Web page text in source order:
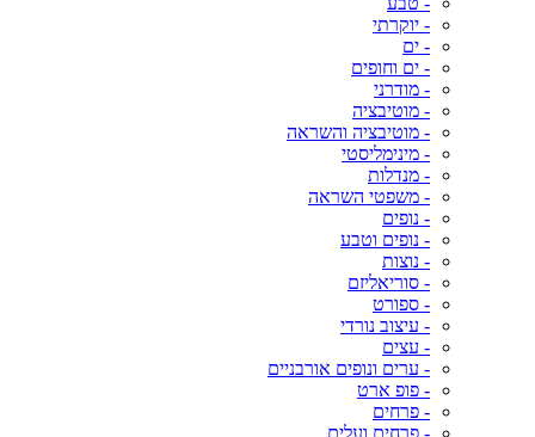
- יוקרתי
- ים
- ים וחופים
- מודרני
- מוטיבציה
- מוטיבציה והשראה
- מינימליסטי
- מנדלות
- משפטי השראה
- נופים
- נופים וטבע
- נוצות
- סוריאליזם
- ספורט
- עיצוב נורדי
- עצים
- ערים ונופים אורבניים
- פופ ארט
- פרחים
- פרחים ועלים